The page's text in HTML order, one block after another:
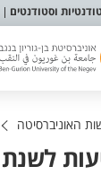
וסטודנטים
האוניברסיטה